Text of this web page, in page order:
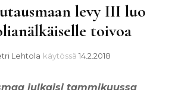
levy III luo
toivoa
Lehtola käytössä 14.2.2018
julkaisi tammikuussa